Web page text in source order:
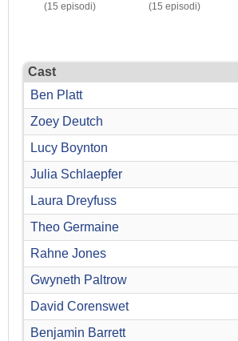
(15 episodi)
(15 episodi)
Cast
Ben Platt
Zoey Deutch
Lucy Boynton
Julia Schlaepfer
Laura Dreyfuss
Theo Germaine
Rahne Jones
Gwyneth Paltrow
David Corenswet
Benjamin Barrett